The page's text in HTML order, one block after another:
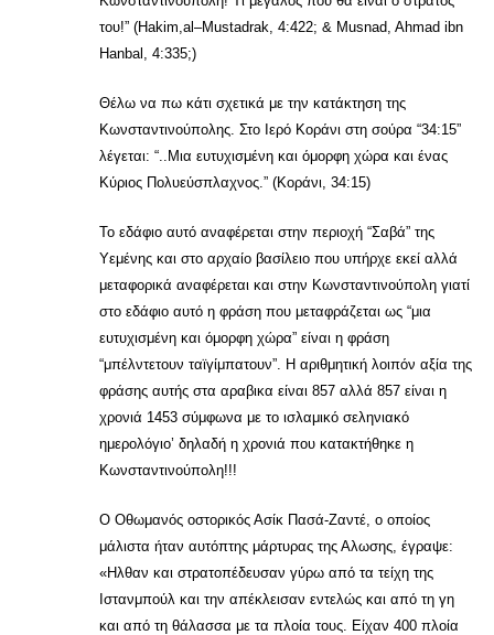
του!” (Hakim,al–Mustadrak, 4:422; & Musnad, Ahmad ibn
Hanbal, 4:335;)
Θέλω να πω κάτι σχετικά με την κατάκτηση της
Κωνσταντινούπολης. Στο Ιερό Κοράνι στη σούρα “34:15”
λέγεται: “..Μια ευτυχισμένη και όμορφη χώρα και ένας
Κύριος Πολυεύσπλαχνος.” (Κοράνι, 34:15)
Το εδάφιο αυτό αναφέρεται στην περιοχή “Σαβά” της
Υεμένης και στο αρχαίο βασίλειο που υπήρχε εκεί αλλά
μεταφορικά αναφέρεται και στην Κωνσταντινούπολη γιατί
στο εδάφιο αυτό η φράση που μεταφράζεται ως “μια
ευτυχισμένη και όμορφη χώρα” είναι η φράση
“μπέλντετουν ταϊγίμπατουν”. Η αριθμητική λοιπόν αξία της
φράσης αυτής στα αραβικα είναι 857 αλλά 857 είναι η
χρονιά 1453 σύμφωνα με το ισλαμικό σεληνιακό
ημερολόγιο’ δηλαδή η χρονιά που κατακτήθηκε η
Κωνσταντινούπολη!!!
Ο Οθωμανός οστορικός Ασίκ Πασά-Ζαντέ, ο οποίος
μάλιστα ήταν αυτόπτης μάρτυρας της Αλωσης, έγραψε:
«Ηλθαν και στρατοπέδευσαν γύρω από τα τείχη της
Ιστανμπούλ και την απέκλεισαν εντελώς και από τη γη
και από τη θάλασσα με τα πλοία τους. Είχαν 400 πλοία